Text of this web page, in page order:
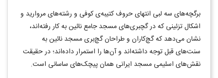
برگچه‌های سه لبی انتهای حروف کتیبه‌ی کوفی و رشته‌های مروارید و
اشکال تزئینی که در گچبری‌های مسجد جامع نائین به کار رفته‌اند،
نشان می‌دهد که گچ‌کاران و طراحان گچ‌بری مسجد نائین به
سنت‌های قبل توجه داشته‌اند و آن‌ها را استمرار داده‌اند؛ در حقیقت
نقش‌های اسلیمی مسجد ایرانی همان پیچک‌های ساسانی است.